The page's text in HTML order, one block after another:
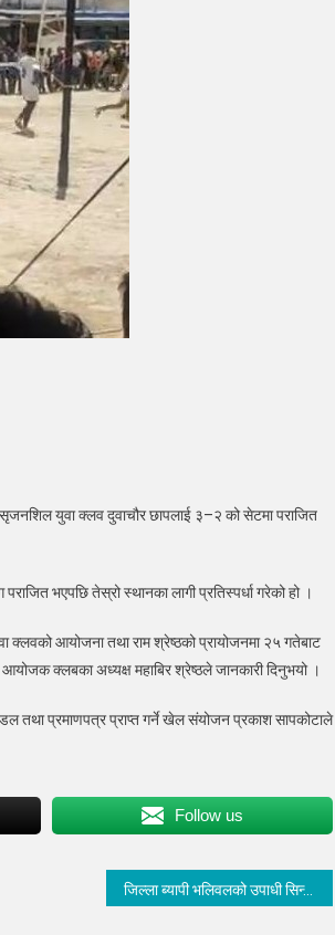
युवा क्लव दुवाचौर छापलाई ३–२ को सेटमा पराजित
भएपछि तेस्रो स्थानका लागी प्रतिस्पर्धा गरेको हो ।
क्लवको आयोजना तथा राम श्रेष्ठको प्रायोजनमा २५ गतेबाट
क्लबका अध्यक्ष महाबिर श्रेष्ठले जानकारी दिनुभयो ।
तथा प्रमाणपत्र प्राप्त गर्ने खेल संयोजन प्रकाश सापकोटाले
Follow us
जिल्ला ब्यापी भलिवलको उपाधी सिन्धु योङ्ग स्टारलाई, पुरस्कार बितरण केहीबेरमा